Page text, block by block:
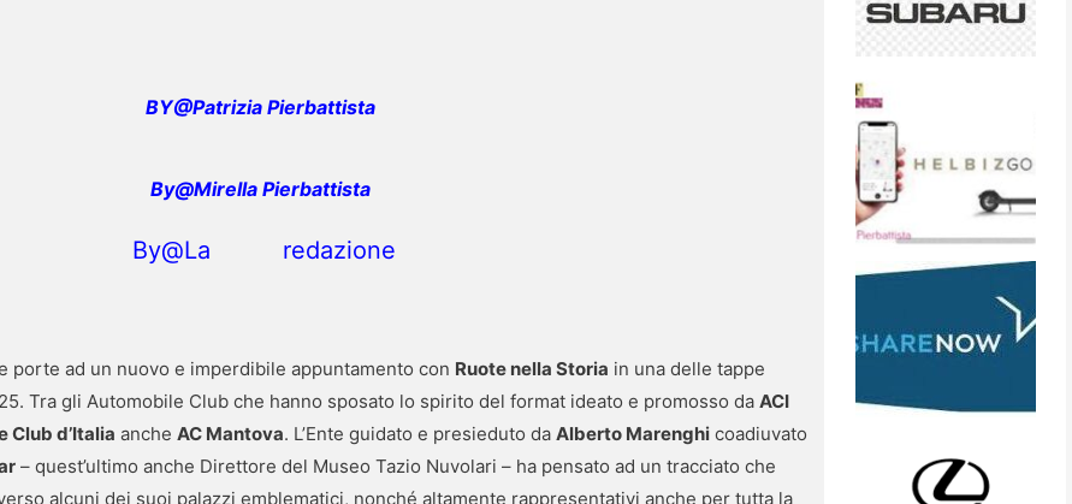
BY@Patrizia Pierbattista
By@Mirella Pierbattista
By@La redazione
porte ad un nuovo e imperdibile appuntamento con Ruote nella Storia in una delle tappe
Tra gli Automobile Club che hanno sposato lo spirito del format ideato e promosso daACI
Club d’Italia ancheAC Mantova. L’Ente guidato e presieduto daAlberto Marenghi coadiuvato
– quest’ultimo anche Direttore del Museo Tazio Nuvolari – ha pensato ad un tracciato che
alcuni dei suoi palazzi emblematici, nonché altamente rappresentativi anche per tutta la